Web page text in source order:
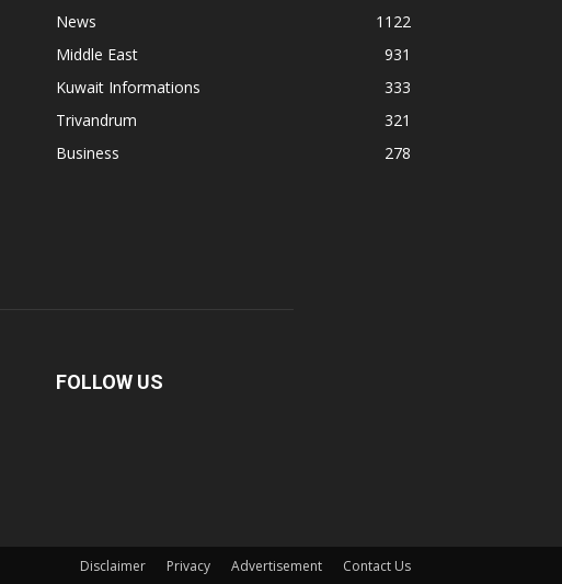
News
1122
Middle East
931
Kuwait Informations
333
Trivandrum
321
Business
278
FOLLOW US
Disclaimer Privacy Advertisement Contact Us